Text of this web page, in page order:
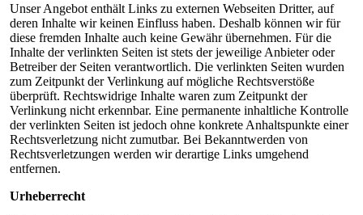
Unser Angebot enthält Links zu externen Webseiten Dritter, auf
deren Inhalte wir keinen Einfluss haben. Deshalb können wir für
diese fremden Inhalte auch keine Gewähr übernehmen. Für die
Inhalte der verlinkten Seiten ist stets der jeweilige Anbieter oder
Betreiber der Seiten verantwortlich. Die verlinkten Seiten wurden
zum Zeitpunkt der Verlinkung auf mögliche Rechtsverstöße
überprüft. Rechtswidrige Inhalte waren zum Zeitpunkt der
Verlinkung nicht erkennbar. Eine permanente inhaltliche Kontrolle
der verlinkten Seiten ist jedoch ohne konkrete Anhaltspunkte einer
Rechtsverletzung nicht zumutbar. Bei Bekanntwerden von
Rechtsverletzungen werden wir derartige Links umgehend
entfernen.
Urheberrecht